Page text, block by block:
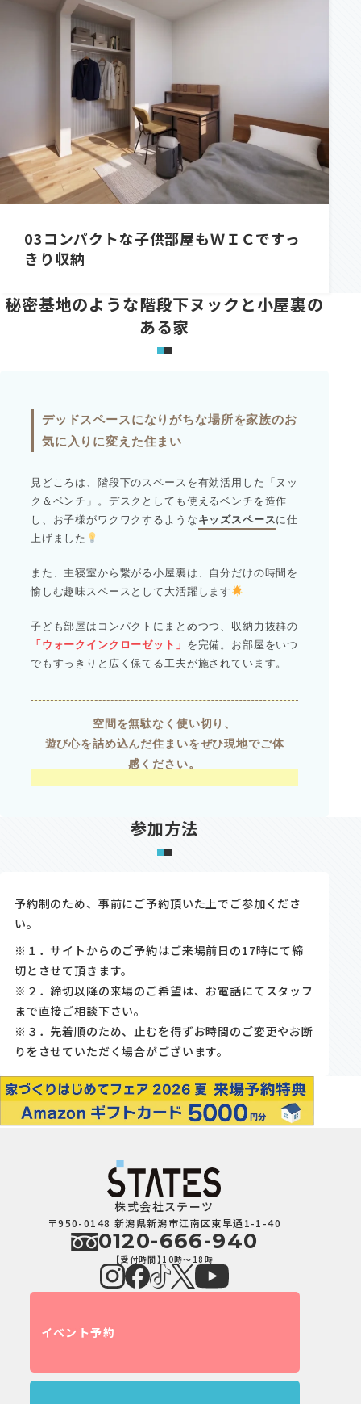
03コンパクトな子供部屋もＷＩＣですっ
きり収納
秘密基地のような階段下ヌックと小屋裏の
ある家
デッドスペースになりがちな場所を家族のお
気に入りに変えた住まい
見どころは、階段下のスペースを有効活用した「ヌッ
ク＆ベンチ」。デスクとしても使えるベンチを造作
し、お子様がワクワクするようなキッズスペースに仕
上げました
また、主寝室から繋がる小屋裏は、自分だけの時間を
愉しむ趣味スペースとして大活躍します
子ども部屋はコンパクトにまとめつつ、収納力抜群の
「ウォークインクローゼット」 を完備。お部屋をいつ
でもすっきりと広く保てる工夫が施されています。
空間を無駄なく使い切り、
遊び心を詰め込んだ住まいをぜひ現地でご体
感ください。
参加方法
予約制のため、事前にご予約頂いた上でご参加くださ
い。
※１．サイトからのご予約はご来場前日の17時にて締
切とさせて頂きます。
※２．締切以降の来場のご希望は、お電話にてスタッフ
まで直接ご相談下さい。
※３．先着順のため、止むを得ずお時間のご変更やお断
りをさせていただく場合がございます。
株式会社ステーツ
〒950-0148 新潟県新潟市江南区東早通1-1-40
0120-666-940
【受付時間】10時～18時
イベント予約